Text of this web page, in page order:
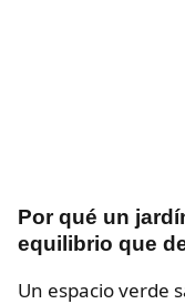
Por qué un
equilibrio que
Un espacio verde